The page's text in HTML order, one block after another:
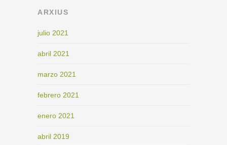
ARXIUS
julio 2021
abril 2021
marzo 2021
febrero 2021
enero 2021
abril 2019